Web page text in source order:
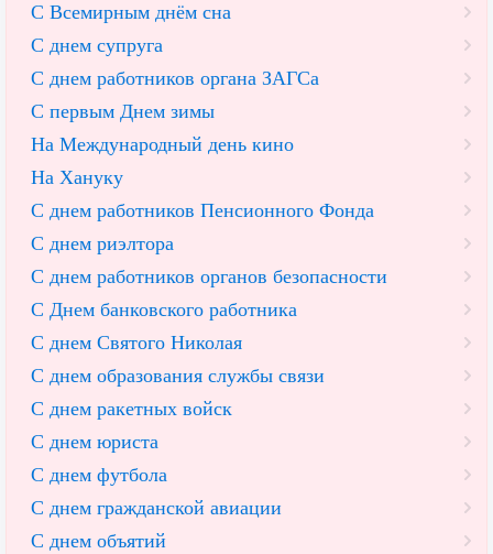
С Всемирным днём сна
С днем супруга
С днем работников органа ЗАГСа
С первым Днем зимы
На Международный день кино
На Хануку
С днем работников Пенсионного Фонда
С днем риэлтора
С днем работников органов безопасности
С Днем банковского работника
С днем Святого Николая
С днем образования службы связи
С днем ракетных войск
С днем юриста
С днем футбола
С днем гражданской авиации
С днем объятий